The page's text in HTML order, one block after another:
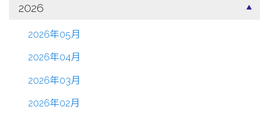
2026
2026年05月
2026年04月
2026年03月
2026年02月